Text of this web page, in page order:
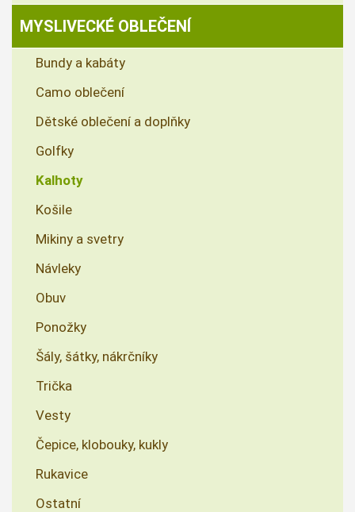
MYSLIVECKÉ OBLEČENÍ
Bundy a kabáty
Camo oblečení
Dětské oblečení a doplňky
Golfky
Kalhoty
Košile
Mikiny a svetry
Návleky
Obuv
Ponožky
Šály, šátky, nákrčníky
Trička
Vesty
Čepice, klobouky, kukly
Rukavice
Ostatní